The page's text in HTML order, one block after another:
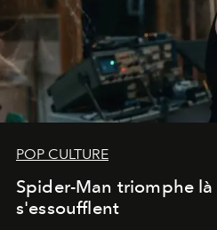
POP CULTURE
Spider-Man triomphe là
s'essoufflent